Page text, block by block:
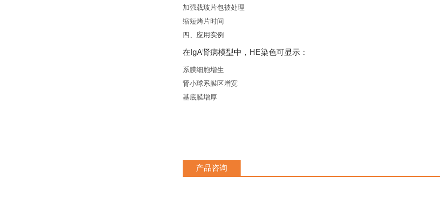
加强载玻片包被处理
缩短烤片时间
四、应用实例
在IgA肾病模型中，HE染色可显示：
系膜细胞增生
肾小球系膜区增宽
基底膜增厚
产品咨询